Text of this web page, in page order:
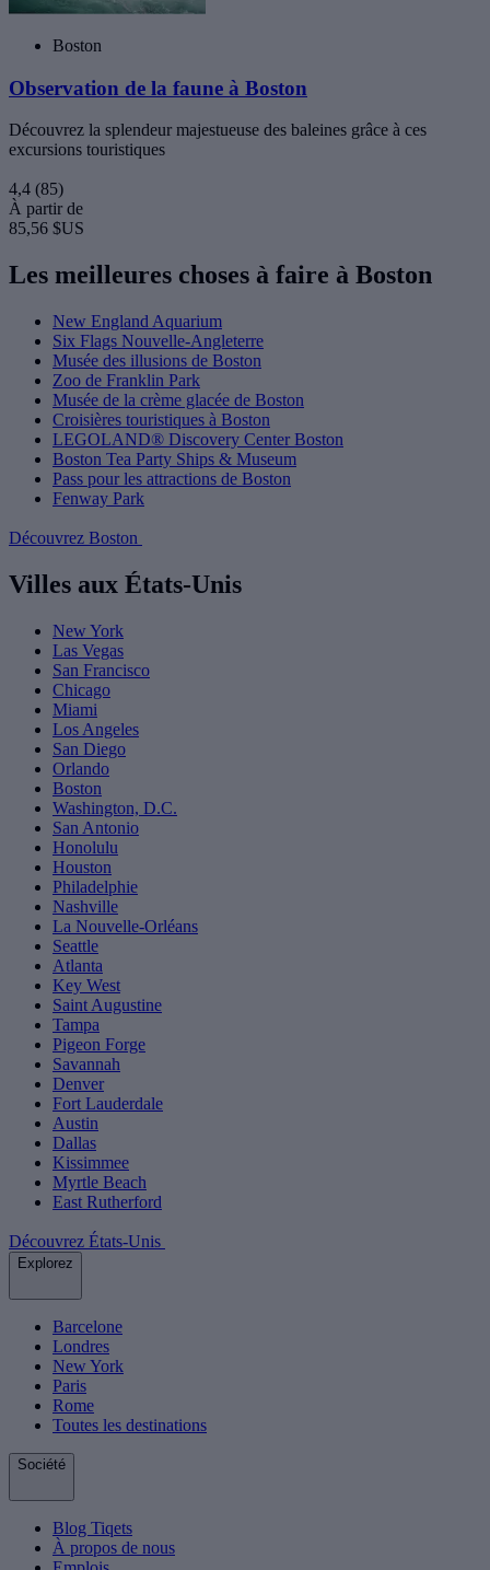
Boston
Observation de la faune à Boston
Découvrez la splendeur majestueuse des baleines grâce à ces
excursions touristiques
4,4 (85)
À partir de
85,56 $US
Les meilleures choses à faire à Boston
New England Aquarium
Six Flags Nouvelle-Angleterre
Musée des illusions de Boston
Zoo de Franklin Park
Musée de la crème glacée de Boston
Croisières touristiques à Boston
LEGOLAND® Discovery Center Boston
Boston Tea Party Ships & Museum
Pass pour les attractions de Boston
Fenway Park
Découvrez Boston
Villes aux États-Unis
New York
Las Vegas
San Francisco
Chicago
Miami
Los Angeles
San Diego
Orlando
Boston
Washington, D.C.
San Antonio
Honolulu
Houston
Philadelphie
Nashville
La Nouvelle-Orléans
Seattle
Atlanta
Key West
Saint Augustine
Tampa
Pigeon Forge
Savannah
Denver
Fort Lauderdale
Austin
Dallas
Kissimmee
Myrtle Beach
East Rutherford
Découvrez États-Unis
Explorez
Barcelone
Londres
New York
Paris
Rome
Toutes les destinations
Société
Blog Tiqets
À propos de nous